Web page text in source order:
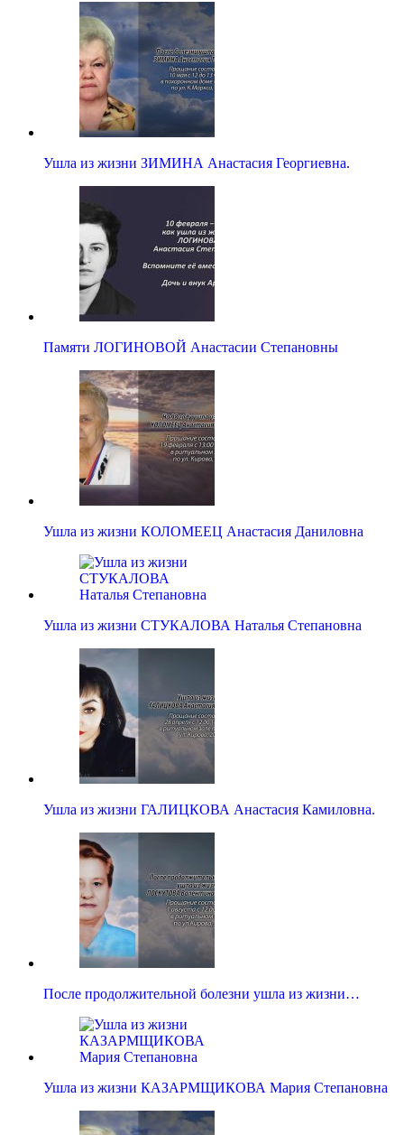
Ушла из жизни ЗИМИНА Анастасия Георгиевна.
Памяти ЛОГИНОВОЙ Анастасии Степановны
Ушла из жизни КОЛОМЕЕЦ Анастасия Даниловна
Ушла из жизни СТУКАЛОВА Наталья Степановна
Ушла из жизни ГАЛИЦКОВА Анастасия Камиловна.
После продолжительной болезни ушла из жизни…
Ушла из жизни КАЗАРМЩИКОВА Мария Степановна